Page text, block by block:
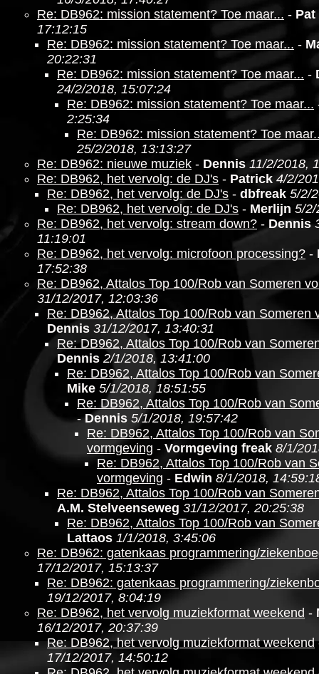
Re: DB962: mission statement? Toe maar... - Pat
17:12:15
Re: DB962: mission statement? Toe maar... -
20:22:31
Re: DB962: mission statement? Toe maar... -
24/2/2018, 15:07:24
Re: DB962: mission statement? Toe maar...
2:25:34
Re: DB962: mission statement? Toe
25/2/2018, 13:13:27
Re: DB962: nieuwe muziek - Dennis 11/2/2018,
Re: DB962, het vervolg: de DJ's - Patrick 4/2/
Re: DB962, het vervolg: de DJ's - dbfreak 5/2/
Re: DB962, het vervolg: de DJ's - Merlijn 5/2/
Re: DB962, het vervolg: stream down? - Dennis
11:19:01
Re: DB962, het vervolg: microfoon processing? -
17:52:38
Re: DB962, Attalos Top 100/Rob van Someren
31/12/2017, 12:03:36
Re: DB962, Attalos Top 100/Rob van Someren
Dennis 31/12/2017, 13:40:31
Re: DB962, Attalos Top 100/Rob van
Dennis 2/1/2018, 13:41:00
Re: DB962, Attalos Top 100/Rob van
Mike 5/1/2018, 18:51:55
Re: DB962, Attalos Top 100/Rob van
-Dennis 5/1/2018, 19:57:42
Re: DB962, Attalos Top 100/Rob van
vormgeving - Vormgeving freak 8/1/
Re: DB962, Attalos Top 100/Rob van
vormgeving - Edwin 8/1/2018,
Re: DB962, Attalos Top 100/Rob van
A.M. Stelveenseweg 31/12/2017, 20:25:38
Re: DB962, Attalos Top 100/Rob van
Lattaos 1/1/2018, 3:45:06
Re: DB962: gatenkaas programmering/
17/12/2017, 15:13:37
Re: DB962: gatenkaas programmering/
19/12/2017, 8:04:19
Re: DB962, het vervolg muziekformat weekend -
16/12/2017, 20:37:39
Re: DB962, het vervolg muziekformat weekend
17/12/2017, 14:50:12